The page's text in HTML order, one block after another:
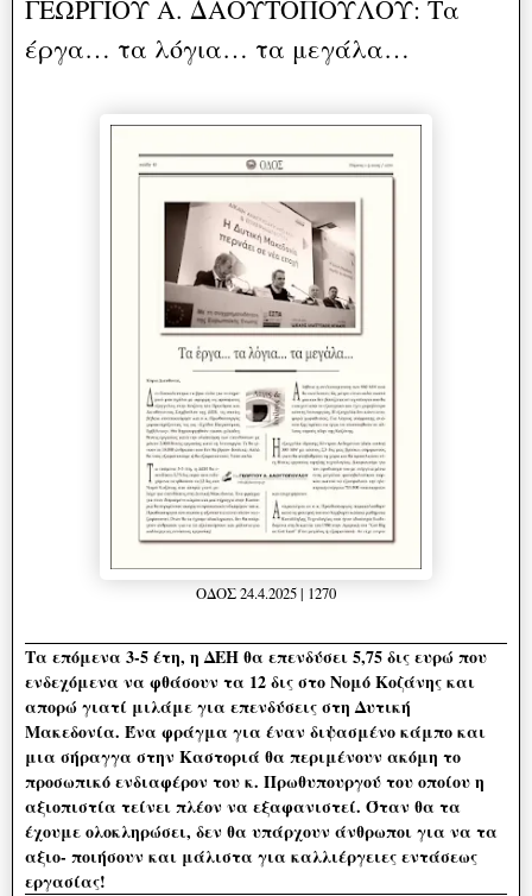
ΓΕΩΡΓΙΟΥ Α. ΔΑΟΥΤΟΠΟΥΛΟΥ: Τα
έργα… τα λόγια… τα μεγάλα…
ΟΔΟΣ 24.4.2025 | 1270
Τα επόμενα 3-5 έτη, η ΔΕΗ θα επενδύσει 5,75 δις ευρώ που
ενδεχόμενα να φθάσουν τα 12 δις στο Νομό Κοζάνης και
απορώ γιατί μιλάμε για επενδύσεις στη Δυτική
Μακεδονία. Ένα φράγμα για έναν διψασμένο κάμπο και
μια σήραγγα στην Καστοριά θα περιμένουν ακόμη το
προσωπικό ενδιαφέρον του κ. Πρωθυπουργού του οποίου η
αξιοπιστία τείνει πλέον να εξαφανιστεί. Όταν θα τα
έχουμε ολοκληρώσει, δεν θα υπάρχουν άνθρωποι για να τα
αξιο- ποιήσουν και μάλιστα για καλλιέργειες εντάσεως
εργασίας!